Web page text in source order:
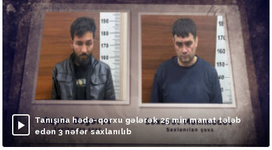
Tanışına hədə-qorxu gələrək 25 min manat tələb
edən 3 nəfər saxlanılıb